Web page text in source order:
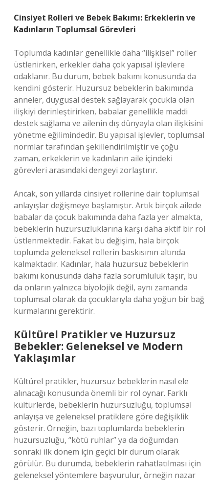
Cinsiyet Rolleri ve Bebek Bakımı: Erkeklerin ve
Kadınların Toplumsal Görevleri
Toplumda kadınlar genellikle daha “ilişkisel” roller
üstlenirken, erkekler daha çok yapısal işlevlere
odaklanır. Bu durum, bebek bakımı konusunda da
kendini gösterir. Huzursuz bebeklerin bakımında
anneler, duygusal destek sağlayarak çocukla olan
ilişkiyi derinleştirirken, babalar genellikle maddi
destek sağlama ve ailenin dış dünyayla olan ilişkisini
yönetme eğilimindedir. Bu yapısal işlevler, toplumsal
normlar tarafından şekillendirilmiştir ve çoğu
zaman, erkeklerin ve kadınların aile içindeki
görevleri arasındaki dengeyi zorlaştırır.
Ancak, son yıllarda cinsiyet rollerine dair toplumsal
anlayışlar değişmeye başlamıştır. Artık birçok ailede
babalar da çocuk bakımında daha fazla yer almakta,
bebeklerin huzursuzluklarına karşı daha aktif bir rol
üstlenmektedir. Fakat bu değişim, hala birçok
toplumda geleneksel rollerin baskısının altında
kalmaktadır. Kadınlar, hala huzursuz bebeklerin
bakımı konusunda daha fazla sorumluluk taşır, bu
da onların yalnızca biyolojik değil, aynı zamanda
toplumsal olarak da çocuklarıyla daha yoğun bir bağ
kurmalarını gerektirir.
Kültürel Pratikler ve Huzursuz
Bebekler: Geleneksel ve Modern
Yaklaşımlar
Kültürel pratikler, huzursuz bebeklerin nasıl ele
alınacağı konusunda önemli bir rol oynar. Farklı
kültürlerde, bebeklerin huzursuzluğu, toplumsal
anlayışa ve geleneksel pratiklere göre değişiklik
gösterir. Örneğin, bazı toplumlarda bebeklerin
huzursuzluğu, “kötü ruhlar” ya da doğumdan
sonraki ilk dönem için geçici bir durum olarak
görülür. Bu durumda, bebeklerin rahatlatılması için
geleneksel yöntemlere başvurulur, örneğin nazar